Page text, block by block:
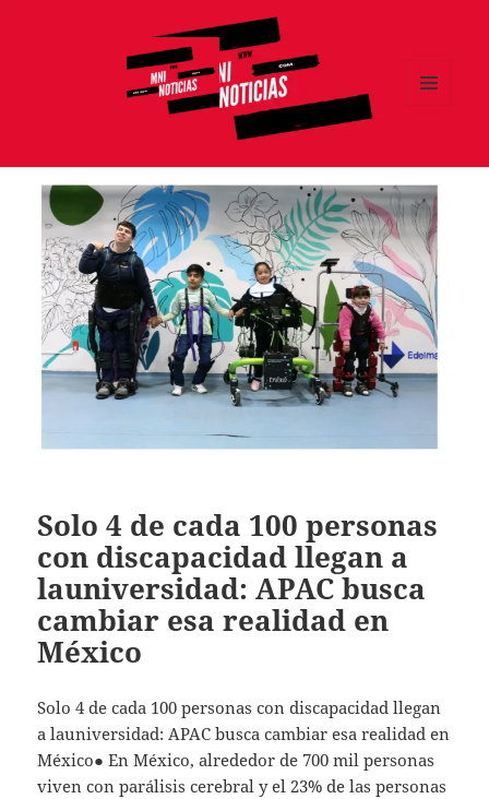
Solo 4 de cada 100 personas
con discapacidad llegan a
launiversidad: APAC busca
cambiar esa realidad en
México
Solo 4 de cada 100 personas con discapacidad llegan
a launiversidad: APAC busca cambiar esa realidad en
México● En México, alrededor de 700 mil personas
viven con parálisis cerebral y el 23% de las personas